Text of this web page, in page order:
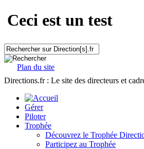
Ceci est un test
Plan du site
Directions.fr : Le site des directeurs et
Gérer
Piloter
Trophée
Découvrez le Trophée
Participez au Trophée